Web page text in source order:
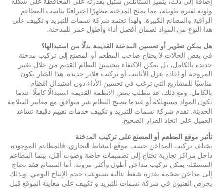
إضافة إلى ذلك، يتميز الستانلس ستيل بقدرته على المحافظة على شكله
ولونه لفترة طويلة، مما يمنح المدخنة مظهرًا احترافيًا يناسب المطاعم
الراقية والمصانع الكبيرة. ولهذا تعتمد شركة نسمات للتبريد و تكييف على
هذا النوع من المواد لضمان أفضل أداء وأطول عمر للمدخنة.
هل يمكن تطوير أو تحسين المدخنة القديمة بدلًا من استبدالها؟
في بعض الحالات لا يحتاج صاحب المطعم أو المصنع إلى تركيب مدخنة
جديدة بالكامل، بل يمكن الاكتفاء بتحسين النظام القديم من خلال تغيير
المروحة أو إعادة عزل الأنابيب أو تركيب فلاتر جديدة. هذا الخيار يكون
مناسبًا للمشاريع التي ترغب في تحسين الأداء دون استبدال النظام
بالكامل. ومع ذلك، قد تتطلب بعض الأنظمة القديمة استبدالًا كاملًا عندما
تكون المواد مستهلكة أو عندما يصبح النظام غير متوافق مع معايير السلامة
الحديثة. تقدم شركة نسمات للتبريد و تكييف خدمات تقييم دقيقة تساعد
العميل على اتخاذ القرار الصحيح.
تأثير موقع المطعم أو المصنع على تركيب المدخنة
يختلف تركيب المداخن حسب موقع النشاط التجاري. فالمطاعم الموجودة
داخل مراكز تجارية تحتاج إلى تصميمات خاصة وصوت أقل، بينما المطاعم
المستقلة يمكن تركيب مداخن أطول وأكثر مرونة. أما المصانع فقد تحتاج
إلى مداخن ضخمة بقدرة شفط عالية تستوعب حجم الإنتاج اليومي. ولذلك
يحرص الفنيون في شركة نسمات للتبريد و تكييف على معاينة الموقع قبل